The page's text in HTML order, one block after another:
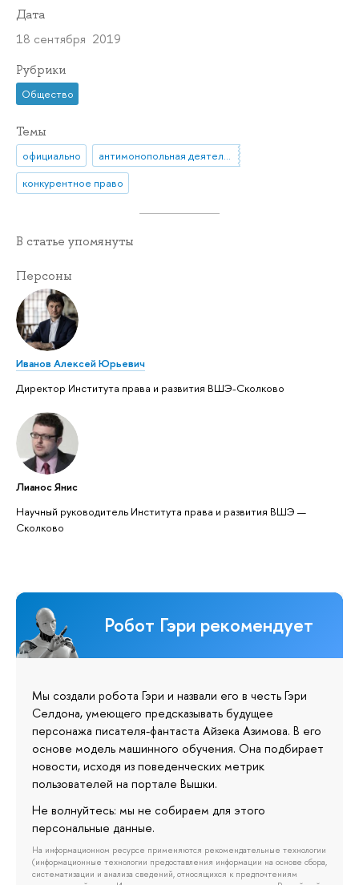
Дата
18 сентября 2019
Рубрики
Общество
Темы
официально
антимонопольная деятельность
конкурентное право
В статье упомянуты
Персоны
Иванов Алексей Юрьевич
Директор Института права и развития ВШЭ-Сколково
Лианос Янис
Научный руководитель Института права и развития ВШЭ —
Сколково
Робот Гэри рекомендует
Мы создали робота Гэри и назвали его в честь Гэри
Селдона, умеющего предсказывать будущее
персонажа писателя-фантаста Айзека Азимова. В его
основе модель машинного обучения. Она подбирает
новости, исходя из поведенческих метрик
пользователей на портале Вышки.
Не волнуйтесь: мы не собираем для этого
персональные данные.
На информационном ресурсе применяются рекомендательные технологии
(информационные технологии предоставления информации на основе сбора,
систематизации и анализа сведений, относящихся к предпочтениям